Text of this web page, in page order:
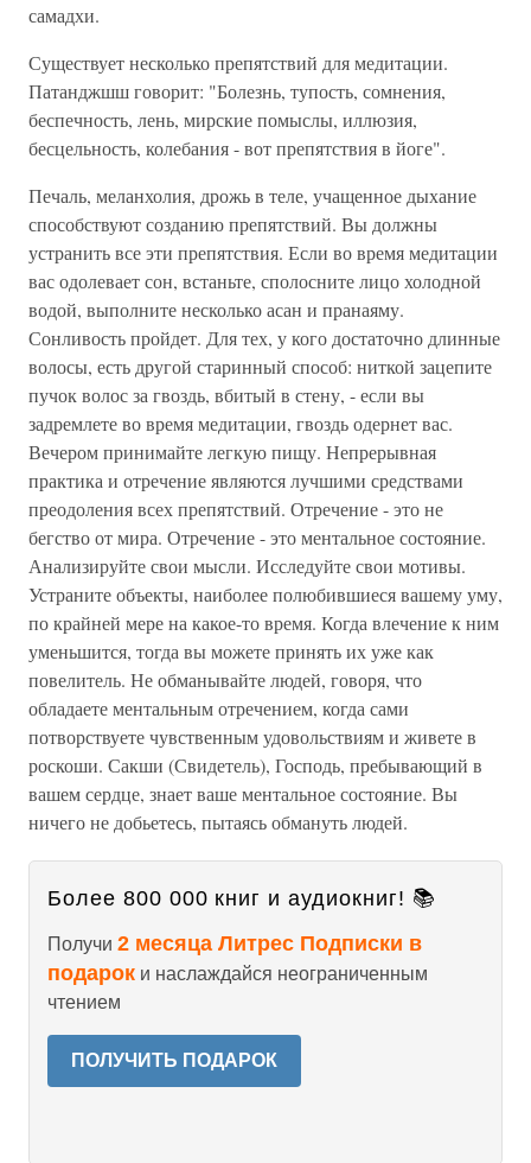
самадхи.
Существует несколько препятствий для медитации.
Патанджшш говорит: "Болезнь, тупость, сомнения,
беспечность, лень, мирские помыслы, иллюзия,
бесцельность, колебания - вот препятствия в йоге".
Печаль, меланхолия, дрожь в теле, учащенное дыхание
способствуют созданию препятствий. Вы должны
устранить все эти препятствия. Если во время медитации
вас одолевает сон, встаньте, сполосните лицо холодной
водой, выполните несколько асан и пранаяму.
Сонливость пройдет. Для тех, у кого достаточно длинные
волосы, есть другой старинный способ: ниткой зацепите
пучок волос за гвоздь, вбитый в стену, - если вы
задремлете во время медитации, гвоздь одернет вас.
Вечером принимайте легкую пищу. Непрерывная
практика и отречение являются лучшими средствами
преодоления всех препятствий. Отречение - это не
бегство от мира. Отречение - это ментальное состояние.
Анализируйте свои мысли. Исследуйте свои мотивы.
Устраните объекты, наиболее полюбившиеся вашему уму,
по крайней мере на какое-то время. Когда влечение к ним
уменьшится, тогда вы можете принять их уже как
повелитель. Не обманывайте людей, говоря, что
обладаете ментальным отречением, когда сами
потворствуете чувственным удовольствиям и живете в
роскоши. Сакши (Свидетель), Господь, пребывающий в
вашем сердце, знает ваше ментальное состояние. Вы
ничего не добьетесь, пытаясь обмануть людей.
Более 800 000 книг и аудиокниг! 📚
Получи 2 месяца Литрес Подписки в
подарок и наслаждайся неограниченным
чтением
ПОЛУЧИТЬ ПОДАРОК